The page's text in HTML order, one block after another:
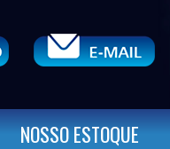
NOSSO ESTOQUE